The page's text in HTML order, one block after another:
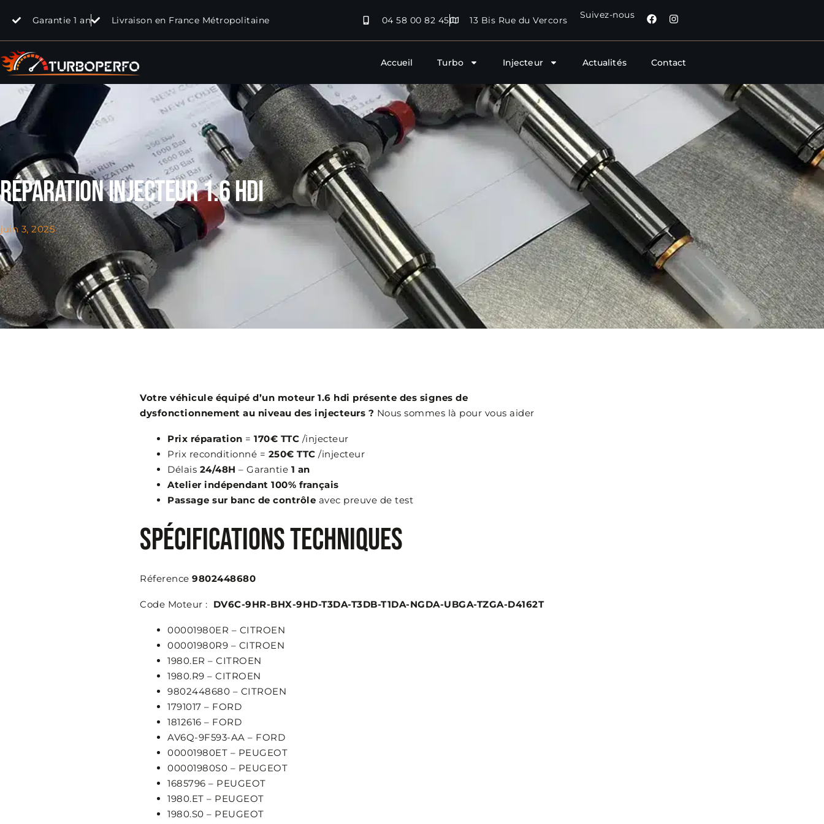
Garantie 1 an Livraison en France Métropolitaine 04 58 00 82 45 13 Bis Rue du Vercors Suivez-nous
Accueil Turbo Injecteur Actualités Contact
Réparation injecteur 1.6 hdi
juin 3, 2025
Votre véhicule équipé d’un moteur 1.6 hdi présente des signes de
dysfonctionnement au niveau des injecteurs ? Nous sommes là pour vous aider
Prix réparation = 170€ TTC /injecteur
Prix reconditionné = 250€ TTC /injecteur
Délais 24/48H – Garantie 1 an
Atelier indépendant 100% français
Passage sur banc de contrôle avec preuve de test
SPÉCIFICATIONS TECHNIQUES
Réference 9802448680
Code Moteur : DV6C-9HR-BHX-9HD-T3DA-T3DB-T1DA-NGDA-UBGA-TZGA-D4162T
00001980ER – CITROEN
00001980R9 – CITROEN
1980.ER – CITROEN
1980.R9 – CITROEN
9802448680 – CITROEN
1791017 – FORD
1812616 – FORD
AV6Q-9F593-AA – FORD
00001980ET – PEUGEOT
00001980S0 – PEUGEOT
1685796 – PEUGEOT
1980.ET – PEUGEOT
1980.S0 – PEUGEOT